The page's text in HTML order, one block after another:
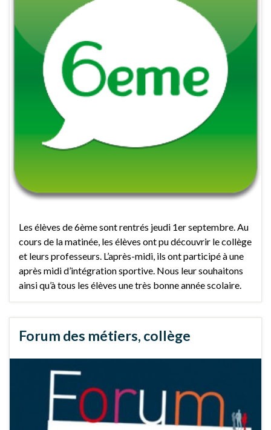
Les élèves de 6ème sont rentrés jeudi 1er septembre. Au
cours de la matinée, les élèves ont pu découvrir le collège
et leurs professeurs. L’après-midi, ils ont participé à une
après midi d’intégration sportive. Nous leur souhaitons
ainsi qu’à tous les élèves une très bonne année scolaire.
Forum des métiers, collège